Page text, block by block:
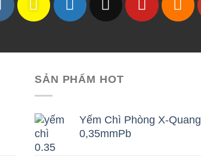
SẢN PHẨM HOT
Yếm Chì Phòng X-Quang
0,35mmPb